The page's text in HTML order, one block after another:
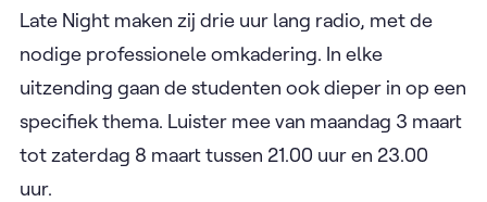
Late Night maken zij drie uur lang radio, met de
nodige professionele omkadering. In elke
uitzending gaan de studenten ook dieper in op een
specifiek thema. Luister mee van maandag 3 maart
tot zaterdag 8 maart tussen 21.00 uur en 23.00
uur.